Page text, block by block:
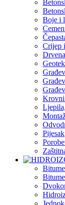
Boje i
Crijep
Pijesak